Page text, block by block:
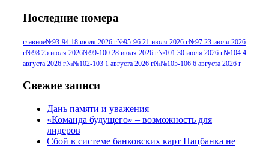
июля 2017 г(11)№96 9 августа 2012
г(13) №96 28 июля 2015 г(9) №96+97 3
июля 2014 г(10)№96+97 30 июля
июля 2017 г
2012 г(15)№97 30 июля 2015 г
(15)№98 1 августа 2015 г
Последние номера
главное№93-94 18 июля 2026 г№95-96 21 июля 2026 г№97 23 июля 2026
г№98 25 июля 2026№99-100 28 июля 2026 г№101 30 июля 2026 г№104 4
августа 2026 г№№102-103 1 августа 2026 г№№105-106 6 августа 2026 г
Свежие записи
Дань памяти и уважения
«Команда будущего» – возможность для
лидеров
Сбой в системе банковских карт Нацбанка не